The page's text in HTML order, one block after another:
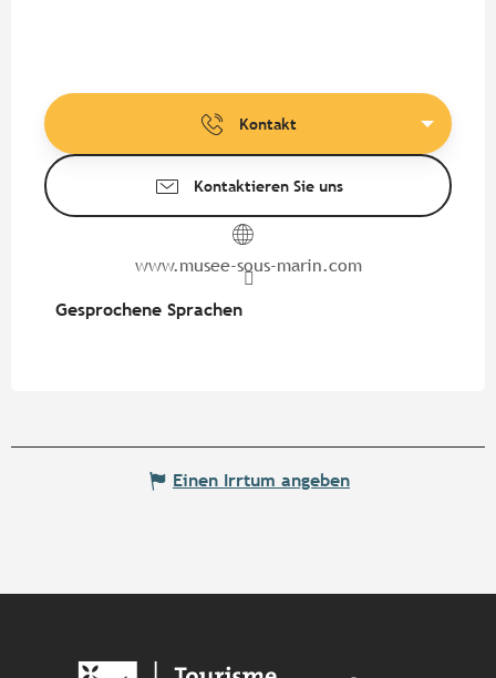
Kontakt
Kontaktieren Sie uns
www.musee-sous-marin.com
Gesprochene Sprachen
Gesprochene Sprachen
Einen Irrtum angeben